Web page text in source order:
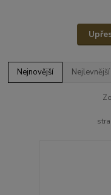
Nejnovější Nejlevnější